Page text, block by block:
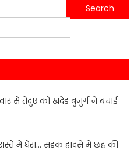
उच्च न्यायालय ने मुकेश बोरा की गिरफ्तारी पर रोक रोक संबंधी प्रार्थनापत्र को कर दिया खारिज……
वार से तेंदुए को खदेड़ बुजुर्ग ने बचाई
में घेरा… सड़क हादसे में छह की